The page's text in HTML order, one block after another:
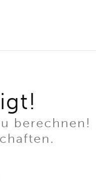
berechnen!